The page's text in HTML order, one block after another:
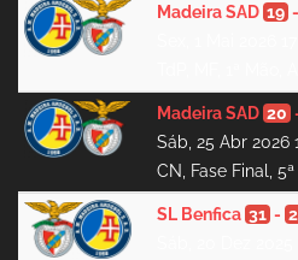
Madeira SAD 19-
Madeira SAD 20
Sáb, 25 Abr 2026
CN, Fase Final,
SL Benfica 31-